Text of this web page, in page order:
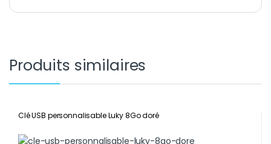
Produits similaires
Clé USB personnalisable Luky 8Go doré